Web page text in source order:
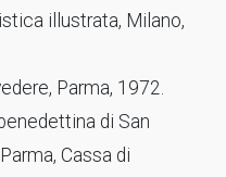
illustrata, Milano,
Parma, 1972.
di San
Cassa di